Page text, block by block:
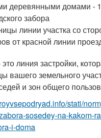
деревянными домами -
забора
линии участка со
от красной линии
линия застройки,
вашего земельного
и зон общего
stati/
sosedey-na-kakom-
i-doma